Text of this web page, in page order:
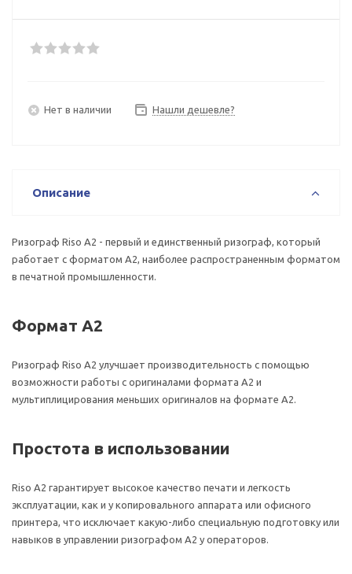
Нет в наличии Нашли дешевле?
Описание
Ризограф Riso A2 - первый и единственный ризограф, который
работает с форматом A2, наиболее распространенным форматом
в печатной промышленности.
Формат A2
Ризограф Riso A2 улучшает производительность с помощью
возможности работы с оригиналами формата A2 и
мультиплицирования меньших оригиналов на формате A2.
Простота в использовании
Riso A2 гарантирует высокое качество печати и легкость
эксплуатации, как и у копировального аппарата или офисного
принтера, что исключает какую-либо специальную подготовку или
навыков в управлении ризографом A2 у операторов.